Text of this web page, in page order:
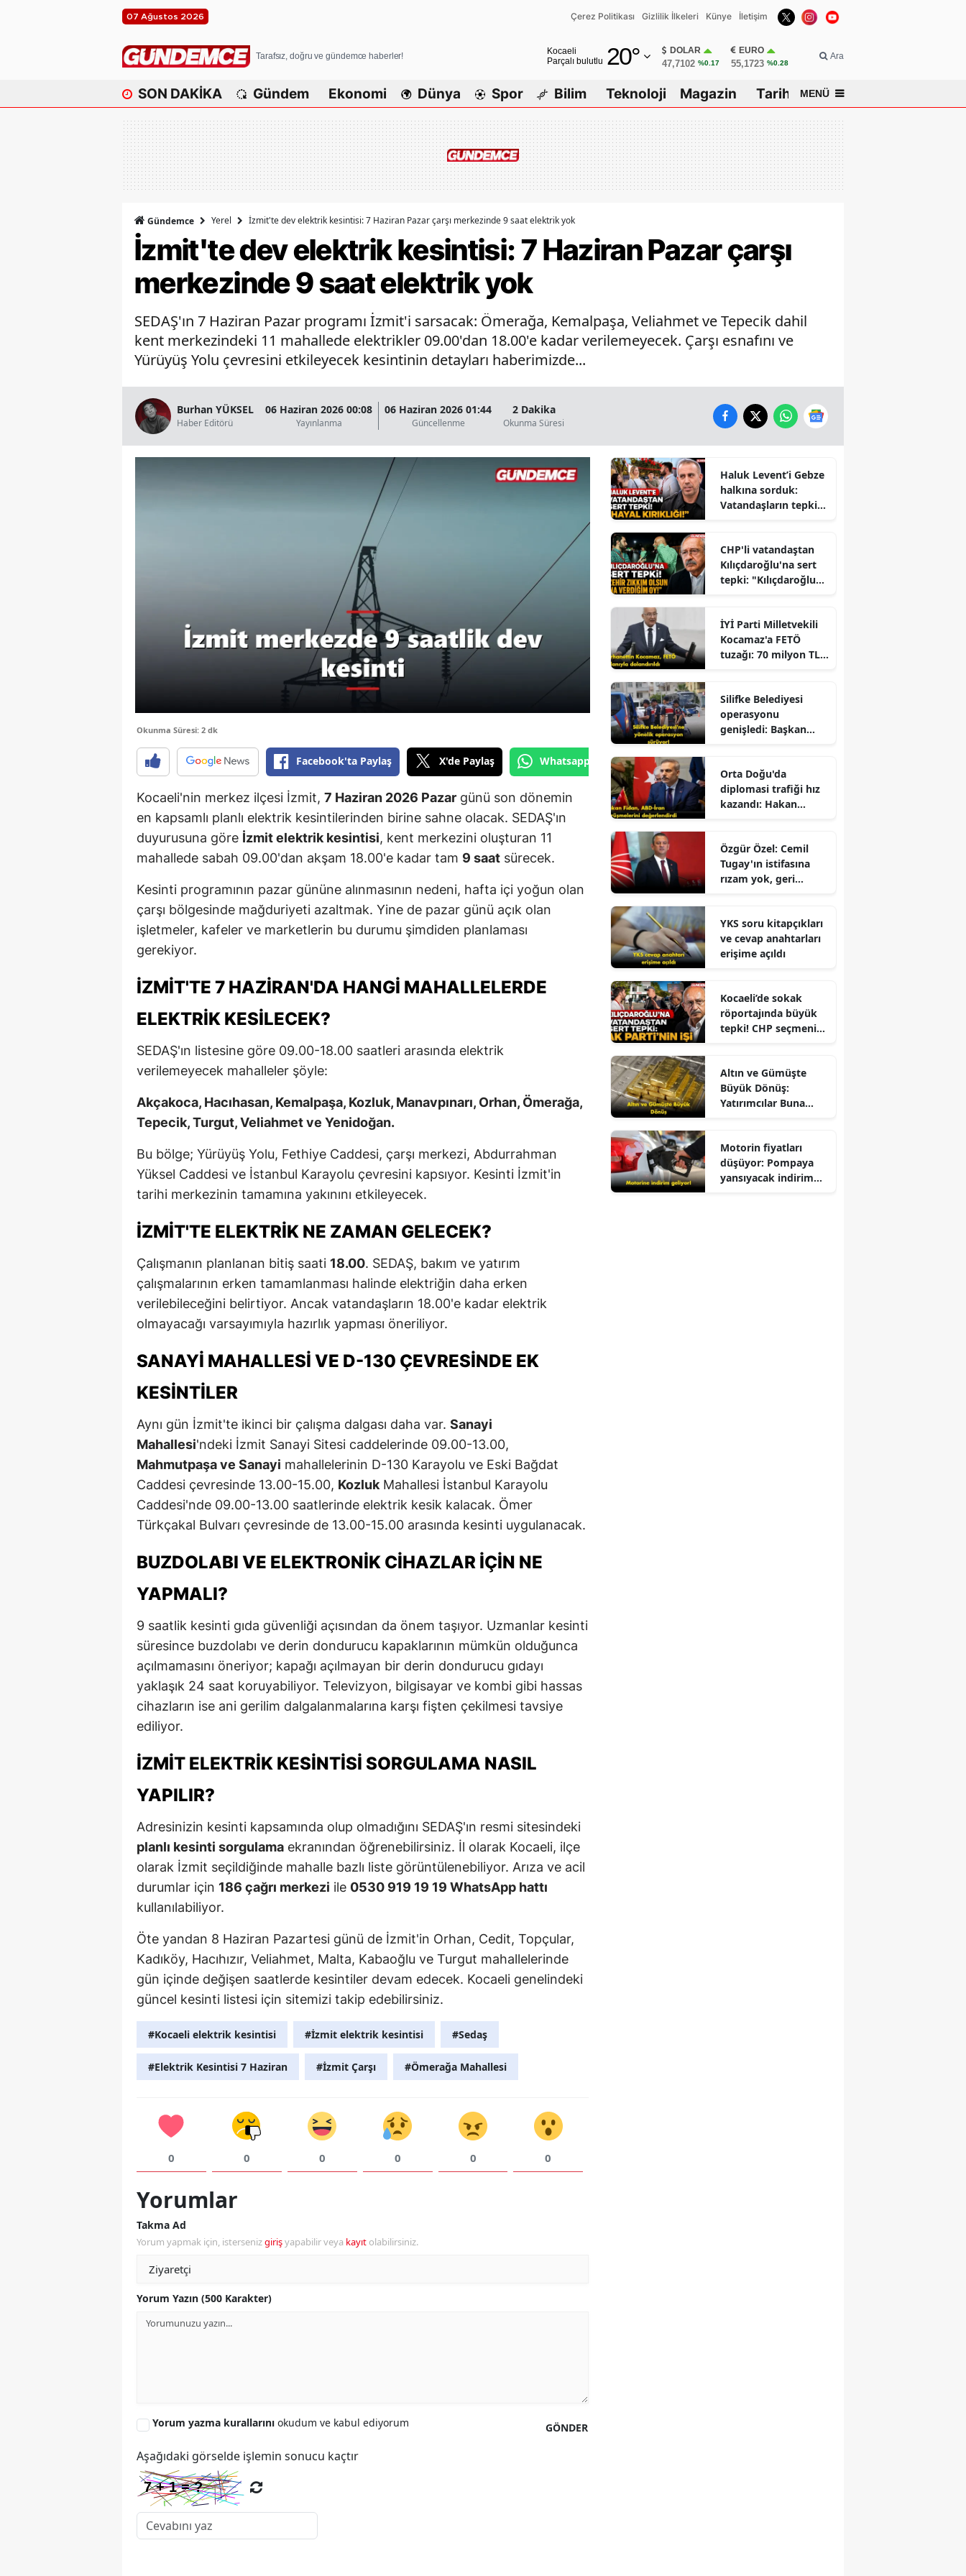
07 Ağustos 2026 Çerez Politikası Gizlilik İlkeleri Künye İletişim
Tarafsız, doğru ve gündemce haberler!
Kocaeli
Parçalı bulutlu 20°
Afyonkarahisar
Ağrı
Amasya
Ankara
Antalya
Artvin
Bilecik
Bingöl
Bolu
Burdur
Bursa
Çankırı
Edirne
Erzurum
Eskişehir
Gümüşhane
Hakkari
Kastamonu
Samsun
Sinop
Tunceli
Şanlıurfa
Yozgat
Zonguldak
Batman
Düzce
DOLAR
47,7102 %0.17
EURO
55,1723 %0.28
Ara
SON DAKİKA Gündem Ekonomi Dünya Spor Bilim Teknoloji Magazin Tarih MENÜ
Gündemce Yerel İzmit'te dev elektrik kesintisi: 7 Haziran Pazar çarşı merkezinde 9 saat elektrik yok
İzmit'te dev elektrik kesintisi: 7 Haziran Pazar çarşı
merkezinde 9 saat elektrik yok
SEDAŞ'ın 7 Haziran Pazar programı İzmit'i sarsacak: Ömerağa, Kemalpaşa, Veliahmet ve Tepecik dahil
kent merkezindeki 11 mahallede elektrikler 09.00'dan 18.00'e kadar verilemeyecek. Çarşı esnafını ve
Yürüyüş Yolu çevresini etkileyecek kesintinin detayları haberimizde...
Burhan YÜKSEL
Haber Editörü
06 Haziran 2026 00:08
Yayınlanma
06 Haziran 2026 01:44
Güncellenme
2 Dakika
Okunma Süresi
Okunma Süresi: 2 dk
Facebook'ta Paylaş X'de Paylaş Whatsapp'tan Gönder
Kocaeli'nin merkez ilçesi İzmit, 7 Haziran 2026 Pazar günü son dönemin
en kapsamlı planlı elektrik kesintilerinden birine sahne olacak. SEDAŞ'ın
duyurusuna göre İzmit elektrik kesintisi, kent merkezini oluşturan 11
mahallede sabah 09.00'dan akşam 18.00'e kadar tam 9 saat sürecek.
Kesinti programının pazar gününe alınmasının nedeni, hafta içi yoğun olan
çarşı bölgesinde mağduriyeti azaltmak. Yine de pazar günü açık olan
işletmeler, kafeler ve marketlerin bu durumu şimdiden planlaması
gerekiyor.
İZMIT'TE 7 HAZIRAN'DA HANGI MAHALLELERDE
ELEKTRIK KESILECEK?
SEDAŞ'ın listesine göre 09.00-18.00 saatleri arasında elektrik
verilemeyecek mahalleler şöyle:
Akçakoca, Hacıhasan, Kemalpaşa, Kozluk, Manavpınarı, Orhan, Ömerağa,
Tepecik, Turgut, Veliahmet ve Yenidoğan.
Bu bölge; Yürüyüş Yolu, Fethiye Caddesi, çarşı merkezi, Abdurrahman
Yüksel Caddesi ve İstanbul Karayolu çevresini kapsıyor. Kesinti İzmit'in
tarihi merkezinin tamamına yakınını etkileyecek.
İZMIT'TE ELEKTRIK NE ZAMAN GELECEK?
Çalışmanın planlanan bitiş saati 18.00. SEDAŞ, bakım ve yatırım
çalışmalarının erken tamamlanması halinde elektriğin daha erken
verilebileceğini belirtiyor. Ancak vatandaşların 18.00'e kadar elektrik
olmayacağı varsayımıyla hazırlık yapması öneriliyor.
SANAYI MAHALLESI VE D-130 ÇEVRESINDE EK
KESINTILER
Aynı gün İzmit'te ikinci bir çalışma dalgası daha var. Sanayi
Mahallesi'ndeki İzmit Sanayi Sitesi caddelerinde 09.00-13.00,
Mahmutpaşa ve Sanayi mahallelerinin D-130 Karayolu ve Eski Bağdat
Caddesi çevresinde 13.00-15.00, Kozluk Mahallesi İstanbul Karayolu
Caddesi'nde 09.00-13.00 saatlerinde elektrik kesik kalacak. Ömer
Türkçakal Bulvarı çevresinde de 13.00-15.00 arasında kesinti uygulanacak.
BUZDOLABI VE ELEKTRONIK CIHAZLAR IÇIN NE
YAPMALI?
9 saatlik kesinti gıda güvenliği açısından da önem taşıyor. Uzmanlar kesinti
süresince buzdolabı ve derin dondurucu kapaklarının mümkün olduğunca
açılmamasını öneriyor; kapağı açılmayan bir derin dondurucu gıdayı
yaklaşık 24 saat koruyabiliyor. Televizyon, bilgisayar ve kombi gibi hassas
cihazların ise ani gerilim dalgalanmalarına karşı fişten çekilmesi tavsiye
ediliyor.
İZMIT ELEKTRIK KESINTISI SORGULAMA NASIL
YAPILIR?
Adresinizin kesinti kapsamında olup olmadığını SEDAŞ'ın resmi sitesindeki
planlı kesinti sorgulama ekranından öğrenebilirsiniz. İl olarak Kocaeli, ilçe
olarak İzmit seçildiğinde mahalle bazlı liste görüntülenebiliyor. Arıza ve acil
durumlar için 186 çağrı merkezi ile 0530 919 19 19 WhatsApp hattı
kullanılabiliyor.
Öte yandan 8 Haziran Pazartesi günü de İzmit'in Orhan, Cedit, Topçular,
Kadıköy, Hacıhızır, Veliahmet, Malta, Kabaoğlu ve Turgut mahallelerinde
gün içinde değişen saatlerde kesintiler devam edecek. Kocaeli genelindeki
güncel kesinti listesi için sitemizi takip edebilirsiniz.
#Kocaeli elektrik kesintisi #İzmit elektrik kesintisi #Sedaş
#Elektrik Kesintisi 7 Haziran #İzmit Çarşı #Ömerağa Mahallesi
0 0 0 0 0 0
Yorumlar
Takma Ad
Yorum yapmak için, istersenizgirişyapabilir veya kayıt olabilirsiniz.
Yorum Yazın (500 Karakter)
GÖNDER
Yorum yazma kurallarını okudum ve kabul ediyorum
Aşağıdaki görselde işlemin sonucu kaçtır
Haluk Levent’i Gebze
halkına sorduk:
Vatandaşların tepkisi
CHP'li vatandaştan
Kılıçdaroğlu'na sert
tepki: "Kılıçdaroğlu
Büyüyor
İYİ Parti Milletvekili
Kocamaz'a FETÖ
tuzağı: 70 milyon TL
Silifke Belediyesi
operasyonu
genişledi: Başkan
Orta Doğu'da
diplomasi trafiği hız
kazandı: Hakan
Özgür Özel: Cemil
Tugay'ın istifasına
rızam yok, geri
YKS soru kitapçıkları
ve cevap anahtarları
erişime açıldı
Kocaeli’de sokak
röportajında büyük
tepki! CHP seçmeni
Altın ve Gümüşte
Büyük Dönüş:
Yatırımcılar Buna
Motorin fiyatları
düşüyor: Pompaya
yansıyacak indirim